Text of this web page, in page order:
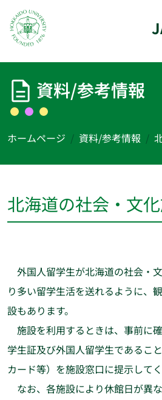
資料/参考情報
ホームページ 資料/参考情報
北海道の社会・文
外国人留学生が北海道の社会・
り多い留学生活を送れるように、
設もあります。
施設を利用するときは、事前に
学生証及び外国人留学生であるこ
カード等）を施設窓口に提示してく
なお、各施設により休館日が異